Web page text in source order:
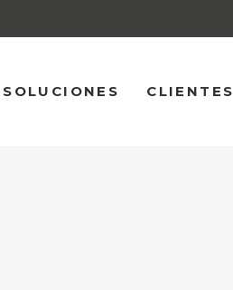
SOLUCIONES CLIENTES